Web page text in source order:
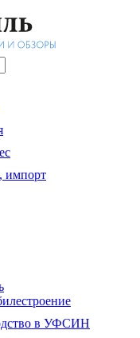
импорт
в УФСИН